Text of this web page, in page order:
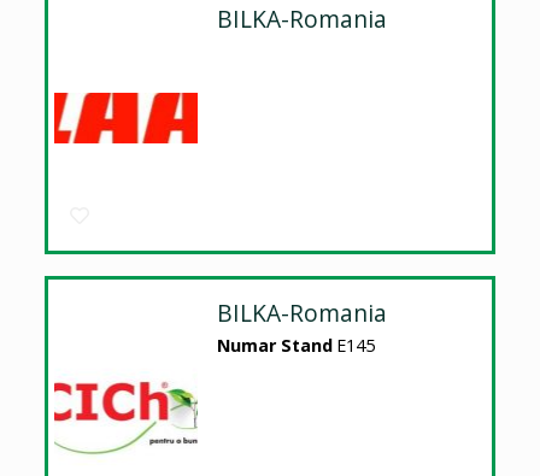
BILKA-Romania
BILKA-Romania
Numar Stand E145